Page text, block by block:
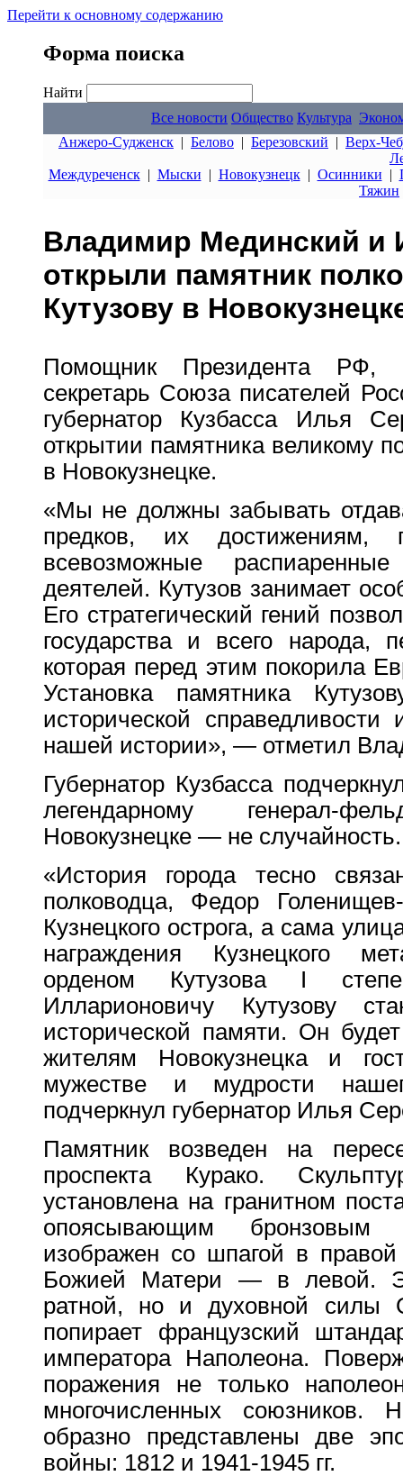
Перейти к основному содержанию
Форма поиска
Найти
Все новости Общество Культура
Анжеро-Судженск | Белово | Березовский | Верх-
Междуреченск| Мыски | Новокузнецк| Осинники |
Тяжин
Владимир Мединский и
открыли памятник
Кутузову в
Помощник Президента РФ,
секретарь Союза писателей
губернатор Кузбасса Илья
открытии памятника великому
в Новокузнецке.
«Мы не должны забывать
предков, их достижениям,
всевозможные
деятелей. Кутузов занимает
Его стратегический гений
государства и всего народа,
которая перед этим покорила
Установка памятника
исторической справедливости
нашей истории», — отметил
Губернатор Кузбасса
легендарному генерал-
Новокузнецке — не случайность.
«История города тесно
полководца, Федор
Кузнецкого острога, а сама
награждения Кузнецкого
орденом Кутузова I
Илларионовичу Кутузову
исторической памяти. Он
жителям Новокузнецка и
мужестве и мудрости
подчеркнул губернатор Илья
Памятник возведен на
проспекта Курако.
установлена на гранитном
опоясывающим бронзовым
изображен со шпагой в
Божией Матери — в левой.
ратной, но и духовной силы
попирает французский
императора Наполеона.
поражения не только
многочисленных союзников.
образно представлены две
войны: 1812 и 1941-1945 гг.